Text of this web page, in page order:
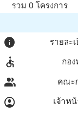
รวม 0 โครงการ
info รายละ
accessible
กอ
group
คณะ
account_circle
เจ้าห